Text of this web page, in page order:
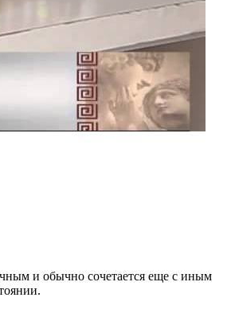
и обычно сочетается еще с иным